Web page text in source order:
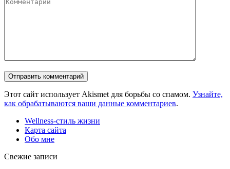
Этот сайт использует Akismet для борьбы со спамом. Узнайте,
как обрабатываются ваши данные комментариев.
Wellness-стиль жизни
Карта сайта
Обо мне
Свежие записи